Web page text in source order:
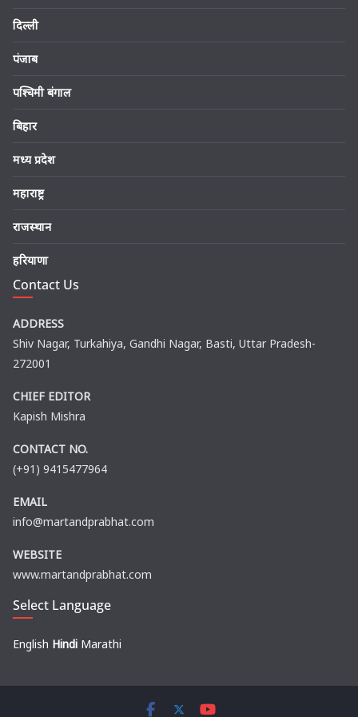
दिल्ली
पंजाब
पश्चिमी बंगाल
बिहार
मध्य प्रदेश
महाराष्ट्र
राजस्थान
हरियाणा
Contact Us
ADDRESS
Shiv Nagar, Turkahiya, Gandhi Nagar, Basti, Uttar Pradesh-
272001
CHIEF EDITOR
Kapish Mishra
CONTACT NO.
(+91) 9415477964
EMAIL
info@martandprabhat.com
WEBSITE
www.martandprabhat.com
Select Language
English Hindi Marathi